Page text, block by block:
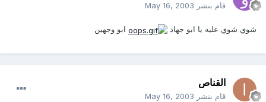
قام بنشر May 16, 2003
شوي شوي عليه يا ابو جهاد ابو وجهين
القناص
قام بنشر May 16, 2003